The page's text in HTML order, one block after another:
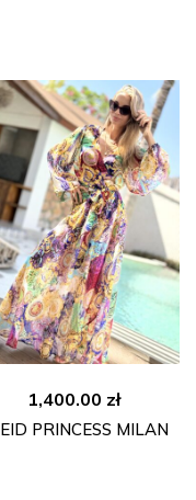
1,400.00 zł
PRINCESS MILAN